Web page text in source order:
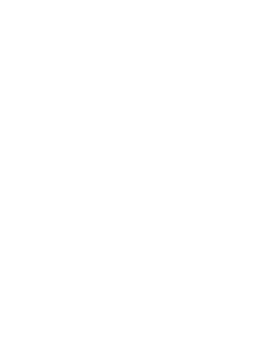
a víz felett, hogy egész
edződöm, egészségesen
fejlődés. Egy
hölgy került az utamba, aki
„leolvasta" az egész
„Tudok segíteni." Így
ezelőtt a kvantum tudatos
szinten támogatják
valódi okára hatnak. Nem kell
nem vagyunk elromlva. Arra
kik vagyunk valójában. Ez
Pontosan ebben segítenek a
Elkezdtem használni őket –
egészség univerzumának
Mintha egy új életbe
természetesen
vállalkozói tapasztalatomat,
váltam a Cseh
Európa számos országában
után lelkesen tanultam a
a gyártótól, a magyar tudóstól
Tibortól. Ő maga sem
vállalkozásba kezd.